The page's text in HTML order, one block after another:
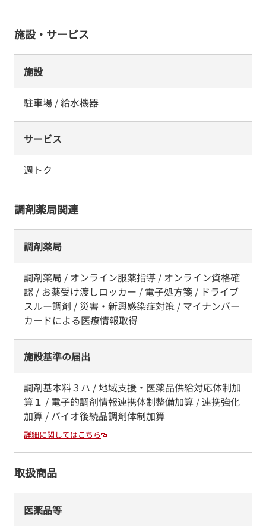
施設・サービス
施設
駐車場 / 給水機器
サービス
週トク
調剤薬局関連
調剤薬局
調剤薬局 / オンライン服薬指導 / オンライン資格確
認 / お薬受け渡しロッカー / 電子処方箋 / ドライブ
スルー調剤 / 災害・新興感染症対策 / マイナンバー
カードによる医療情報取得
施設基準の届出
調剤基本料３ハ / 地域支援・医薬品供給対応体制加
算１ / 電子的調剤情報連携体制整備加算 / 連携強化
加算 / バイオ後続品調剤体制加算
詳細に関してはこちら
取扱商品
医薬品等